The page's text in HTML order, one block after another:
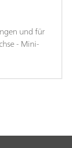
und für
- Mini-